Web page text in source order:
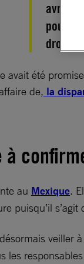
avril
pour
droits
avait été
de, la
à
au Mexique.
puisqu’il
veiller
les